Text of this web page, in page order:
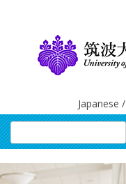
Japanese /